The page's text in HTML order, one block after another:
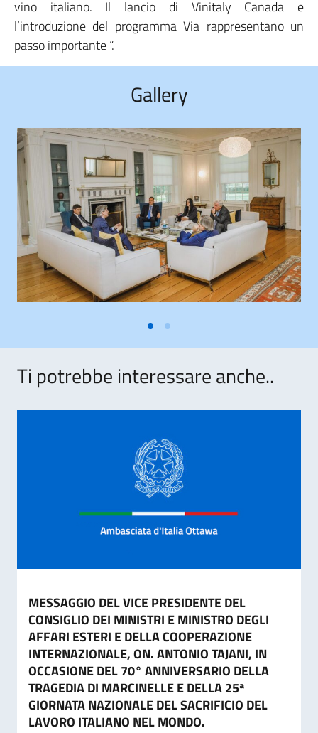
vino italiano. Il lancio di Vinitaly Canada e
l’introduzione del programma Via rappresentano un
passo importante “.
Gallery
Ti potrebbe interessare anche..
MESSAGGIO DEL VICE PRESIDENTE DEL
CONSIGLIO DEI MINISTRI E MINISTRO DEGLI
AFFARI ESTERI E DELLA COOPERAZIONE
INTERNAZIONALE, ON. ANTONIO TAJANI, IN
OCCASIONE DEL 70° ANNIVERSARIO DELLA
TRAGEDIA DI MARCINELLE E DELLA 25ª
GIORNATA NAZIONALE DEL SACRIFICIO DEL
LAVORO ITALIANO NEL MONDO.